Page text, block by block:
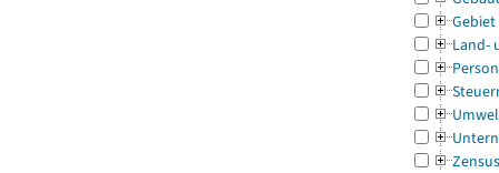
Gebiet
Land-
Zensus